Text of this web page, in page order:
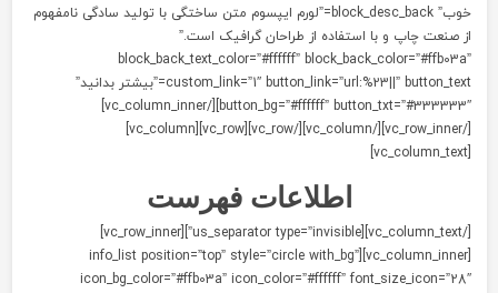
خوب” block_desc_back=”لورم ایپسوم متن ساختگی با تولید سادگی نامفهوم
صنعت چاپ و با استفاده از طراحان گرافیک است.”
block_back_text_color=”#ffffff”
custom_link=”1″ button_link=”url:%23||” button_text=”بیشتر بدانید”
button_bg=”#ffffff” button_txt=”#333333″][/vc_column_inner]
[/vc_row_inner][/vc_column][/vc_row][vc_row][vc_column]
اطلاعات فهرست
[/vc_column_text][us_separator type=”invisible”][vc_row_inner]
[vc_column_inner][info_list position=”top” style=”circle with_bg”
icon_bg_color=”#ffb03a” icon_color=”#ffffff”